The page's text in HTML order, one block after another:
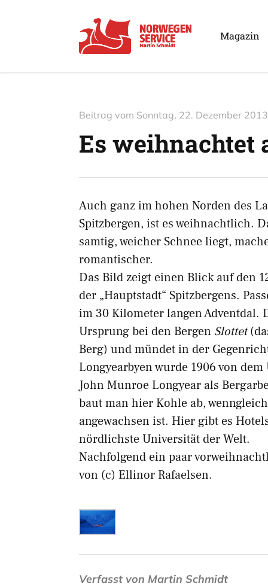
Magazin
Beitrag vom Sonntag, 22. Dezember 2013
Es weihnachtet
Auch ganz im hohen Norden des
Spitzbergen, ist es weihnachtlich.
samtig, weicher Schnee liegt,
romantischer.
Das Bild zeigt einen Blick auf den
der „Hauptstadt“ Spitzbergens.
im 30 Kilometer langen Adventdal.
Ursprung bei den Bergen Slottet
Berg) und mündet in der
Longyearbyen wurde 1906 von
John Munroe Longyear als
baut man hier Kohle ab,
angewachsen ist. Hier gibt es
nördlichste Universität der Welt.
Nachfolgend ein paar
von (c) Ellinor Rafaelsen.
Verfasst von Martin Schmidt